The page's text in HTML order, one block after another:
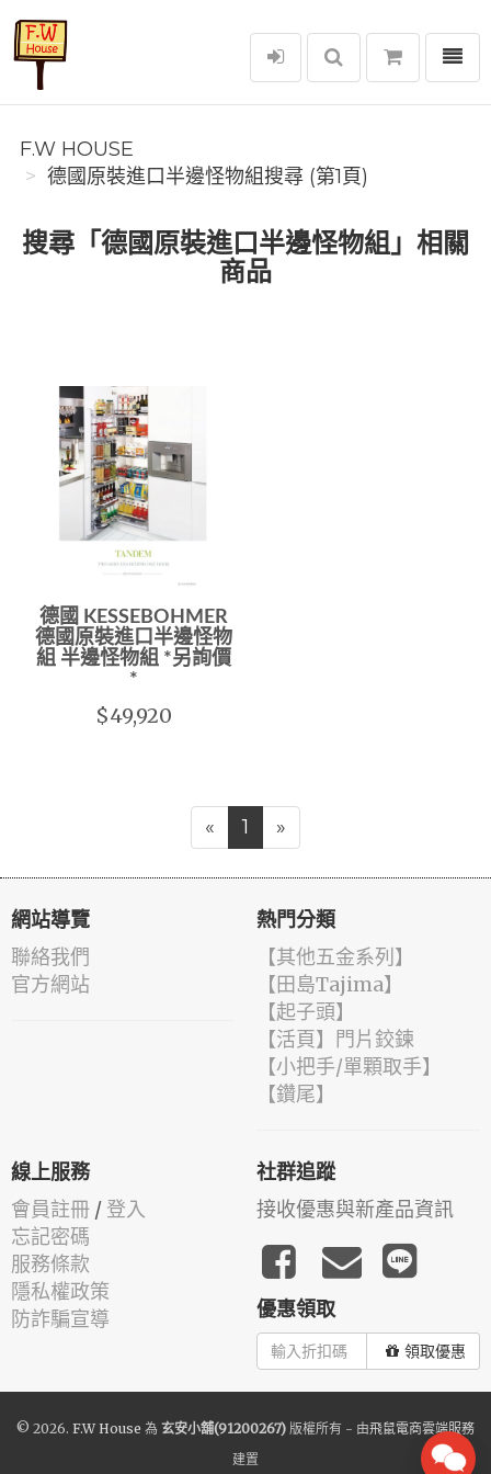
F.W House
選單
F.W HOUSE
德國原裝進口半邊怪物組搜尋 (第1頁)
搜尋「德國原裝進口半邊怪物組」相關
商品
德國 KESSEBOHMER
德國原裝進口半邊怪物
組 半邊怪物組 *另詢價
*
$49,920
« 1 »
網站導覽
聯絡我們
官方網站
熱門分類
【其他五金系列】
【田島Tajima】
【起子頭】
【活頁】門片鉸鍊
【小把手/單顆取手】
【鑽尾】
線上服務
會員註冊 / 登入
忘記密碼
服務條款
隱私權政策
防詐騙宣導
社群追蹤
接收優惠與新產品資訊
優惠領取
領取優惠
© 2026. F.W House 為 玄安小舖(91200267) 版權所有 - 由飛鼠電商雲端服務
建置